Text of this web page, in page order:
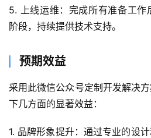
于
例
服
务
H
5. 上线运维：完成所有准备工作
阶段，持续提供技术支持。
预期效益
采用此微信公众号定制开发解决
下几方面的显著效益：
1. 品牌形象提升：通过专业的设